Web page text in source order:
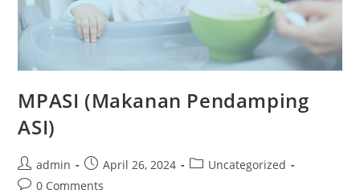
MPASI (Makanan Pendamping
ASI)
admin April 26, 2024
Uncategorized
0 Comments